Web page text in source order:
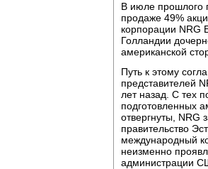
В июле прошлого
продаже 49%
корпорации NRG
Голландии
американской
Путь к этому
представителей
лет назад. С тех
подготовленных
отвергнуты, NRG
правительство
международный
неизменно
администрации